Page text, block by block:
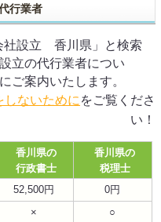
行業者
社設立 香川県」と検索
立の代行業者につい
ご案内いたします。
しないために をご覧くださ
い！
香川県の
行政書士
香川県の
税理士
52,500円
0円
×
○